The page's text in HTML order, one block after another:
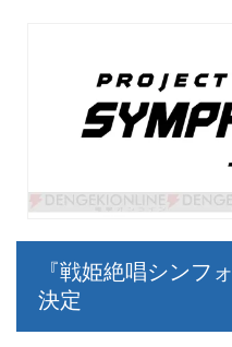
『戦姫絶唱シンフ
決定